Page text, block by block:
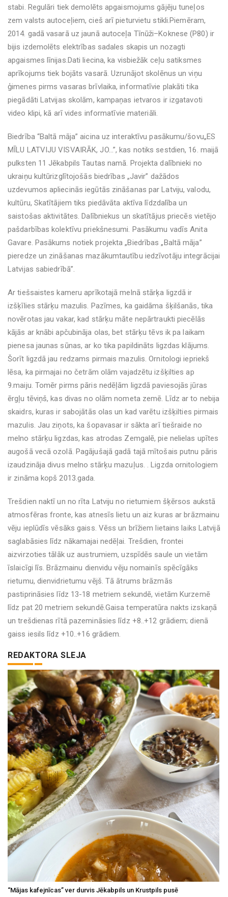
stabi. Regulāri tiek demolēts apgaismojums gājēju tuneļos
zem valsts autoceļiem, cieš arī pieturvietu stikli.Piemēram,
2014. gadā vasarā uz jaunā autoceļa Tīnūži–Koknese (P80) ir
bijis izdemolēts elektrības sadales skapis un nozagti
apgaismes līnijas.Dati liecina, ka visbiežāk ceļu satiksmes
aprīkojums tiek bojāts vasarā. Uzrunājot skolēnus un viņu
ģimenes pirms vasaras brīvlaika, informatīvie plakāti tika
piegādāti Latvijas skolām, kampaņas ietvaros ir izgatavoti
video klipi, kā arī vides informatīvie materiāli.
Biedrība “Baltā māja” aicina uz interaktīvu pasākumu/šovu„ES
MĪLU LATVIJU VISVAIRĀK, JO...”, kas notiks sestdien, 16. maijā
pulksten 11 Jēkabpils Tautas namā. Projekta dalībnieki no
ukraiņu kultūrizglītojošās biedrības „Javir” dažādos
uzdevumos apliecinās iegūtās zināšanas par Latviju, valodu,
kultūru, Skatītājiem tiks piedāvāta aktīva līdzdalība un
saistošas aktivitātes. Dalībniekus un skatītājus priecēs vietējo
pašdarbības kolektīvu priekšnesumi. Pasākumu vadīs Anita
Gavare. Pasākums notiek projekta „Biedrības „Baltā māja”
pieredze un zināšanas mazākumtautību iedzīvotāju integrācijai
Latvijas sabiedrībā”.
Ar tiešsaistes kameru aprīkotajā melnā stārķa ligzdā ir
izšķīlies stārķu mazulis. Pazīmes, ka gaidāma šķilšanās, tika
novērotas jau vakar, kad stārķu māte nepārtraukti piecēlās
kājās ar knābi apčubināja olas, bet stārķu tēvs ik pa laikam
pienesa jaunas sūnas, ar ko tika papildināts ligzdas klājums.
Šorīt ligzdā jau redzams pirmais mazulis. Ornitologi iepriekš
lēsa, ka pirmajai no četrām olām vajadzētu izšķilties ap
9.maiju. Tomēr pirms pāris nedēļām ligzdā paviesojās jūras
ērgļu tēviņš, kas divas no olām nometa zemē. Līdz ar to nebija
skaidrs, kuras ir sabojātās olas un kad varētu izšķilties pirmais
mazulis. Jau ziņots, ka šopavasar ir sākta arī tiešraide no
melno stārķu ligzdas, kas atrodas Zemgalē, pie nelielas upītes
augošā vecā ozolā. Pagājušajā gadā tajā mītošais putnu pāris
izaudzināja divus melno stārķu mazuļus. . Ligzda ornitologiem
ir zināma kopš 2013.gada.
Trešdien naktī un no rīta Latviju no rietumiem šķērsos aukstā
atmosfēras fronte, kas atnesīs lietu un aiz kuras ar brāzmainu
vēju ieplūdīs vēsāks gaiss. Vēss un brīžiem lietains laiks Latvijā
saglabāsies līdz nākamajai nedēļai. Trešdien, frontei
aizvirzoties tālāk uz austrumiem, uzspīdēs saule un vietām
īslaicīgi līs. Brāzmainu dienvidu vēju nomainīs spēcīgāks
rietumu, dienvidrietumu vējš. Tā ātrums brāzmās
pastiprināsies līdz 13-18 metriem sekundē, vietām Kurzemē
līdz pat 20 metriem sekundē.Gaisa temperatūra nakts izskaņā
un trešdienas rītā pazemināsies līdz +8..+12 grādiem; dienā
gaiss iesils līdz +10..+16 grādiem.
REDAKTORA SLEJA
“Mājas kafejnīcas” ver durvis Jēkabpils un Krustpils pusē